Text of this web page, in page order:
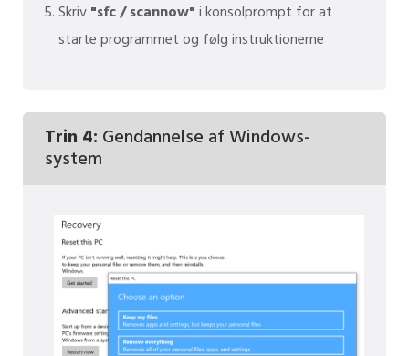
Skriv"sfc / scannow"i konsolprompt for at
starte programmet og følg instruktionerne
Trin 4: Gendannelse af Windows-
system